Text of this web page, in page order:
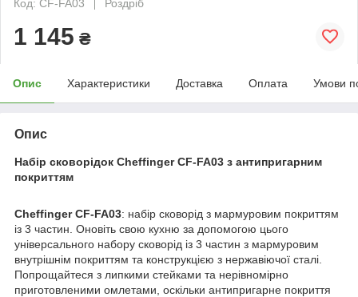
Код: CF-FA03
Роздріб
1 145 ₴
Опис Характеристики Доставка Оплата Умови
Опис
Набір сковорідок Cheffinger CF-FA03 з антипригарним
покриттям
Cheffinger CF-FA03: набір сковорід з мармуровим покриттям
із 3 частин. Оновіть свою кухню за допомогою цього
універсального набору сковорід із 3 частин з мармуровим
внутрішнім покриттям та конструкцією з нержавіючої сталі.
Попрощайтеся з липкими стейками та нерівномірно
приготовленими омлетами, оскільки антипригарне покриття